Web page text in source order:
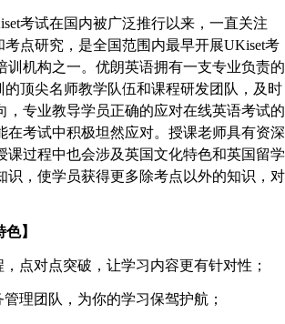
考试在国内被广泛推行以来，一直关注
考点研究，是全国范围内最早开展UKiset考
训机构之一。优朗英语拥有一支专业负责的
的顶尖名师教学队伍和课程研发团队，及时
，专业教导学员正确的应对在线英语考试的
在考试中积极坦然应对。授课老师具有资深
课过程中也会涉及英国文化特色和英国留学
识，使学员获得更多除考点以外的知识，对
】
点对点突破，让学习内容更有针对性；
理团队，为你的学习保驾护航；